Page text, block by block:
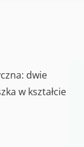
dwie
w kształcie